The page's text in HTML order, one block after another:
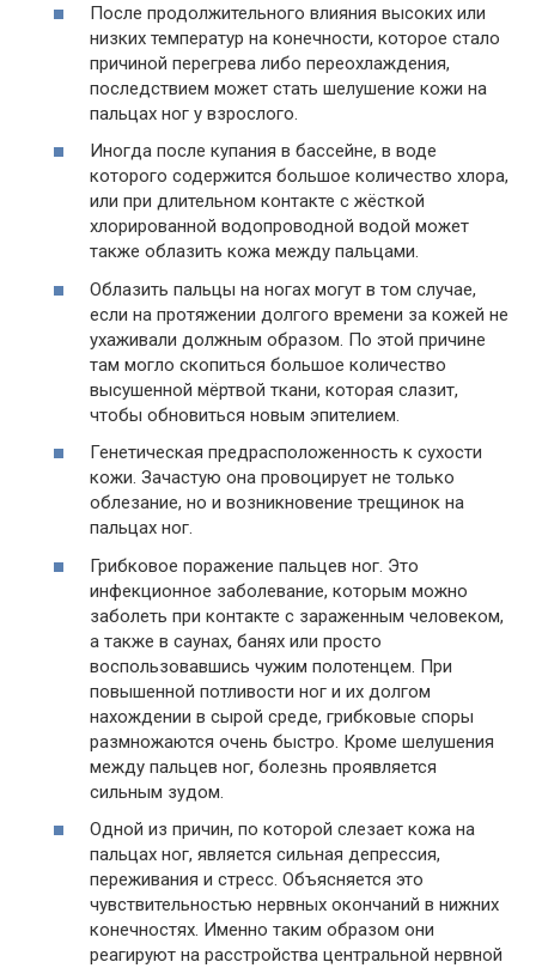
После продолжительного влияния высоких или
низких температур на конечности, которое стало
причиной перегрева либо переохлаждения,
последствием может стать шелушение кожи на
пальцах ног у взрослого.
Иногда после купания в бассейне, в воде
которого содержится большое количество хлора,
или при длительном контакте с жёсткой
хлорированной водопроводной водой может
также облазить кожа между пальцами.
Облазить пальцы на ногах могут в том случае,
если на протяжении долгого времени за кожей не
ухаживали должным образом. По этой причине
там могло скопиться большое количество
высушенной мёртвой ткани, которая слазит,
чтобы обновиться новым эпителием.
Генетическая предрасположенность к сухости
кожи. Зачастую она провоцирует не только
облезание, но и возникновение трещинок на
пальцах ног.
Грибковое поражение пальцев ног. Это
инфекционное заболевание, которым можно
заболеть при контакте с зараженным человеком,
а также в саунах, банях или просто
воспользовавшись чужим полотенцем. При
повышенной потливости ног и их долгом
нахождении в сырой среде, грибковые споры
размножаются очень быстро. Кроме шелушения
между пальцев ног, болезнь проявляется
сильным зудом.
Одной из причин, по которой слезает кожа на
пальцах ног, является сильная депрессия,
переживания и стресс. Объясняется это
чувствительностью нервных окончаний в нижних
конечностях. Именно таким образом они
реагируют на расстройства центральной нервной